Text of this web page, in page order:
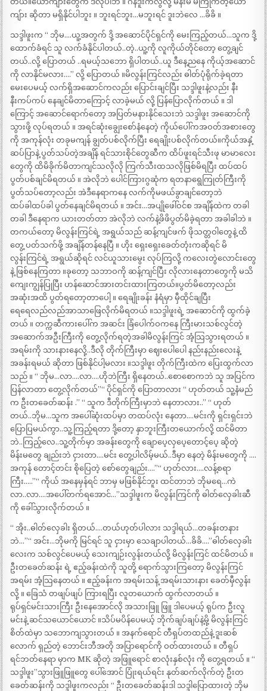
ကျ်ား ဆိုတာ မရှိနိုင်ပါဘူး ။ ဘူးရင်ဘူး…မဘူးရင် ဒူးဘဲလေ …ခိခိ ။
သဒ္ဒါဖူးက “ ဘိုမ….ယူ့အတွက် ဒို့ အဆောင်ပိုင်ရှင်ကို မေးကြည့်တယ်…သူက ဒို့
ထောက်ခံရင် သူ လက်ခံနိုင်ပါတယ်..တဲ့..ယူ့ကို လူကိုယ်တိုင်တော့ တွေ့ချင်
တယ်..လို့ ပြောတယ် ..ရမယ့်သဘော ရှိပါတယ်..ယူ ဒီနေ့ညနေ ကိုယ့်အဆောင်
ကို လာနိုင်မလား….” လို့ ပြောတယ် ။မိလွန်းကြင်လည်း ဓါတ်ပုံရိုက်ခဲ့ရတာ
မေးပေမယ့် လက်ရှိအဆောင်ကလည်း ပြောင်းချင်ပြီး သဒ္ဒါဖူးနဲ့လည်း နီး
နီးကပ်ကပ် နေချင်မိတာကြောင့် လာခဲ့မယ် လို့ ပြန်ပြောလိုက်တယ် ။ ဒါ
ကြောင့် အဆောင်ရောက်တော့ အပြတ်မနားနိုင်သေးဘဲ သဒ္ဒါဖူး အဆောင်ကို
သွားဖို့ လုပ်ရတယ် ။ အရင်ဆုံးချွေးစော်နံနေတဲ့ ကိုယ်ပေါ်ကအဝတ်အစားတွေ
ကို အကုန်လုံး တခုမကျန် ချွတ်ပစ်လိုက်ပြီး ရေချိုးပစ်လိုက်တယ်။ကိုယ်အနှံ့
ဆပ်ပြာနဲ့ ပွတ်သပ်တဲ့အချိန် ရင်သားစိုင်တွေဆီက ထိပ်ဖူးရင်သီးဖု မာမာလေး
တွေကို ထိမိခိုက်မိတာကျင်သလိုလို ကြက်သီးထသလိုဖြစ်မိရပြီး ထပ်ထပ်
ပွတ်ပစ်ချင်မိရတယ် ။ အဲလိုဘဲ ပေါင်ကြားဂွဆုံက ရတနာရွေကြုတ်ကြီးကို
ပွတ်သပ်တော့လည်း အဲဒီနေရာကနေ လက်ကိုမဖယ်ခွာချင်တော့ဘဲ
ထပ်ခါထပ်ခါ ပွတ်နေချင်မိရတယ် ။ အင်း…အပျိုဖေါ်ဝင်စ အချိန်ထဲက တခါ
တခါ ဒီနေရာက ယားတတ်တာ အဲလိုဘဲ လက်နဲ့ဖိဖိပွတ်မိခဲ့ရတာ အခါခါဘဲ ။
တကယ်တော့ မိလွန်းကြင်ရဲ့ အရွယ်သည် ဆန့်ကျင်ဖက် ဖိုသတ္တဝါတွေနဲ့ ထိ
တွေ့ ပတ်သက်ဖို့ အချိန်တန်နေပြီ ။ ဟိုး ရှေးရှေးခေတ်တုံးကဆိုရင် မိ
လွန်းကြင်ရဲ့ အရွယ်ဆိုရင် လင်ယူသားမွေး လုပ်ကြလို့ ကလေးတွဲလောင်းတွေ
နဲ့ ဖြစ်နေကြတာ ။ခုတော့ သဘာဝကို ဆန့်ကျင်ပြီး လိုလားနေတာတွေကို မသိ
ကျေးကျွန်ပြုပြီး ဟန်ဆောင်အားတင်းထားကြတယ်။ပွတ်မိတော့လည်း
အဆုံးအထိ ပွတ်ရတော့တာပေါ့ ။ ရေချိုးခန်း နံရံမှာ မှီထိုင်ချပြီး
ရေရေလည်လည်အာသာဖြေလိုက်မိရတယ် ။သဒ္ဒါဖူးရဲ့ အဆောင်ကို ထွက်ခဲ့
တယ် ။ တက္ကဆီကားပေါ်က အဆင်း ခြံပေါက်ဝကနေ ကြီးမားသစ်လွင်တဲ့
အဆောက်အဦးကြီးကို တွေ့လိုက်ရတဲ့အခါမိလွန်းကြင် အံ့သြသွားရတယ် ။
အရမ်းကို သားနားနေလို့..ဒီလို တိုက်ကြီးမှာ ဈေးပေါပေါ နည်းနည်းလေးနဲ့
အခန်းရမယ် ဆိုတာ ဖြစ်နိုင်ပါ့မလား ။သဒ္ဒါဖူး တိုက်ကြီးထဲက ပြေးထွက်လာ
သည် ။ “ ဘိုမ…လာ….လာ….ဟိုဘဲကြီး ရှိနေတယ်..စောစောကဘဲ သူ အပြင်က
ပြန်လာတာ တွေ့လိုက်တယ်”“ ပိုင်ရှင်ကို ပြောတာလား “ ဟုတ်တယ် သူ့နံမည်
က ဦးတခေတ်ဆန်း .” “ သူက ဒီတိုက်ကြီးမှာဘဲ နေတာလား..” “ ဟုတ်
တယ်..ဘိုမ…သူက အပေါ်ဆုံးထပ်မှာ တထပ်လုံး နေတာ….မင်းကို ရှင်းရှင်းဘဲ
ပြောပြမယ်ကွာ..သူ့ကြည့်ရတာ ဒို့တော့ နှာဘူးကြီးတယောက်လို့ ထင်မိတာ
ဘဲ..ကြည့်လေ..သူ့တိုက်မှာ အခန်းတွေကို ချောပေ့လှပေ့တောင့်ပေ့ ဆိုတဲ့
မိန်းမတွေ ချည်းဘဲ ငှားတာ….မင်း တွေ့ပါလိမ့်မယ်..ဒီမှာ နေတဲ့ မိန်းမတွေကို ….
အကုန် တောင့်တင်း စိုပြေတဲ့ စော်တွေချည်း….”“ ဟုတ်လား….လန့်စရာ
ကြီး…..”“ ကိုယ် အနေမှန်ရင် ဘာမှ မဖြစ်နိုင်ဘူး ထင်တာဘဲ ဘိုမရေ…ကဲ
လာ..လာ….အပေါ်တက်ရအောင်…”သဒ္ဒါဖူးက မိလွန်းကြင်ကို ဓါတ်လှေခါးဆီ
ကို ခေါ်သွားလိုက်တယ် ။
“ အိုး..ဓါတ်လှေခါး ရှိတယ်….တယ်ဟုတ်ပါလား သဒ္ဒါရယ်…တခန်းတနား
ဘဲ…”“ အင်း…ဘိုမကို မြင်ရင် သူ ငှားမှာ သေချာပါတယ်…ခိခိ….”ဓါတ်လှေခါး
လေးက သစ်လွင်ပေမယ့် သေးကျဉ်းလွန်းတယ်လို့ မိလွန်းကြင် ထင်မိတယ် ။
ဦးတခေတ်ဆန်း ရဲ့ ဧည့်ခန်းထဲကို သူတို့ ရောက်သွားကြတော့ မိလွန်းကြင်
အရမ်း အံ့သြနေတယ် ။ ဧည့်ခန်းက အရမ်းသန့် အရမ်းသားနား ခေတ်မှီလွန်း
လို့ ။ ခြေသံ တဖျပ်ဖျပ် ကြားရပြီး လူတယောက် ထွက်လာတယ် ။
ရုပ်ရှင်မင်းသားကြီး ဦးနေအောင်လို အသားဖြူ ဖြူ ဒါပေမယ့် ရုပ်က ဦးလူ
မင်းနဲ့ ဆင်သယောင်ယောင် ။သိပ်မပိန်ပေမယ့် ဘိုက်ချပ်ချပ်နဲ့မို့ မိလွန်းကြင်
စိတ်ထဲမှာ သဘောကျသွားတယ် ။ အနက်ရောင် တီရှပ်တထည်နဲ့ ဒူးဆစ်
လောက် ရှည်တဲ့ ဘောင်းဘီအတို အပြာရောင်ကို ဝတ်ထားတယ် ။ တီရှပ်
ရင်ဘတ်နေရာ မှာက MK ဆိုတဲ့ အဖြူရောင် စာလုံးနှစ်လုံး ကို တွေ့ရတယ် ။ “
သဒ္ဒါဖူး”သွားဖြူဖြူတွေ ပေါ်အောင် ပြုံးရယ်ရင်း နုတ်ဆက်လိုက်တဲ့ ဦးတ
ခေတ်ဆန်းကို သဒ္ဒါဖူးကလည်း “ ဦးတခေတ်ဆန်းဒါ သဒ္ဒါပြောထားတဲ့ ဘိုမ